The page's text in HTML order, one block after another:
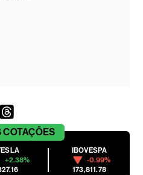
COTAÇÕES
+2.38%
IBOVESPA
-0.99%
173,811.78